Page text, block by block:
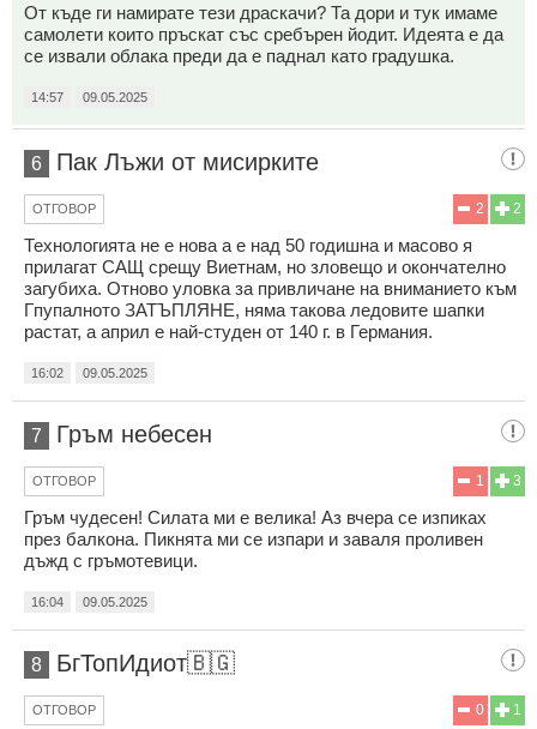
От къде ги намирате тези драскачи? Та дори и тук имаме
самолети които пръскат със сребърен йодит. Идеята е да
се извали облака преди да е паднал като градушка.
14:57 09.05.2025
6 Пак Лъжи от мисирките
2
2
ОТГОВОР
Технологията не е нова а е над 50 годишна и масово я
прилагат САЩ срещу Виетнам, но зловещо и окончателно
загубиха. Отново уловка за привличане на вниманието към
Гпупалното ЗАТЪПЛЯНЕ, няма такова ледовите шапки
растат, а април е най-студен от 140 г. в Германия.
16:02 09.05.2025
7 Гръм небесен
3
1
ОТГОВОР
Гръм чудесен! Силата ми е велика! Аз вчера се изпиках
през балкона. Пикнята ми се изпари и заваля проливен
дъжд с гръмотевици.
16:04 09.05.2025
8 БгТопИдиот🇧🇬
1
0
ОТГОВОР